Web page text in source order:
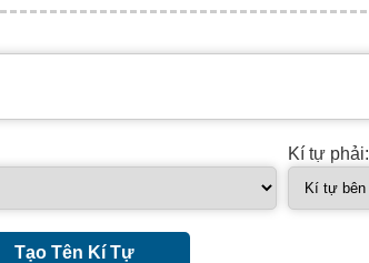
Kí tự phải:
Tạo Tên Kí Tự